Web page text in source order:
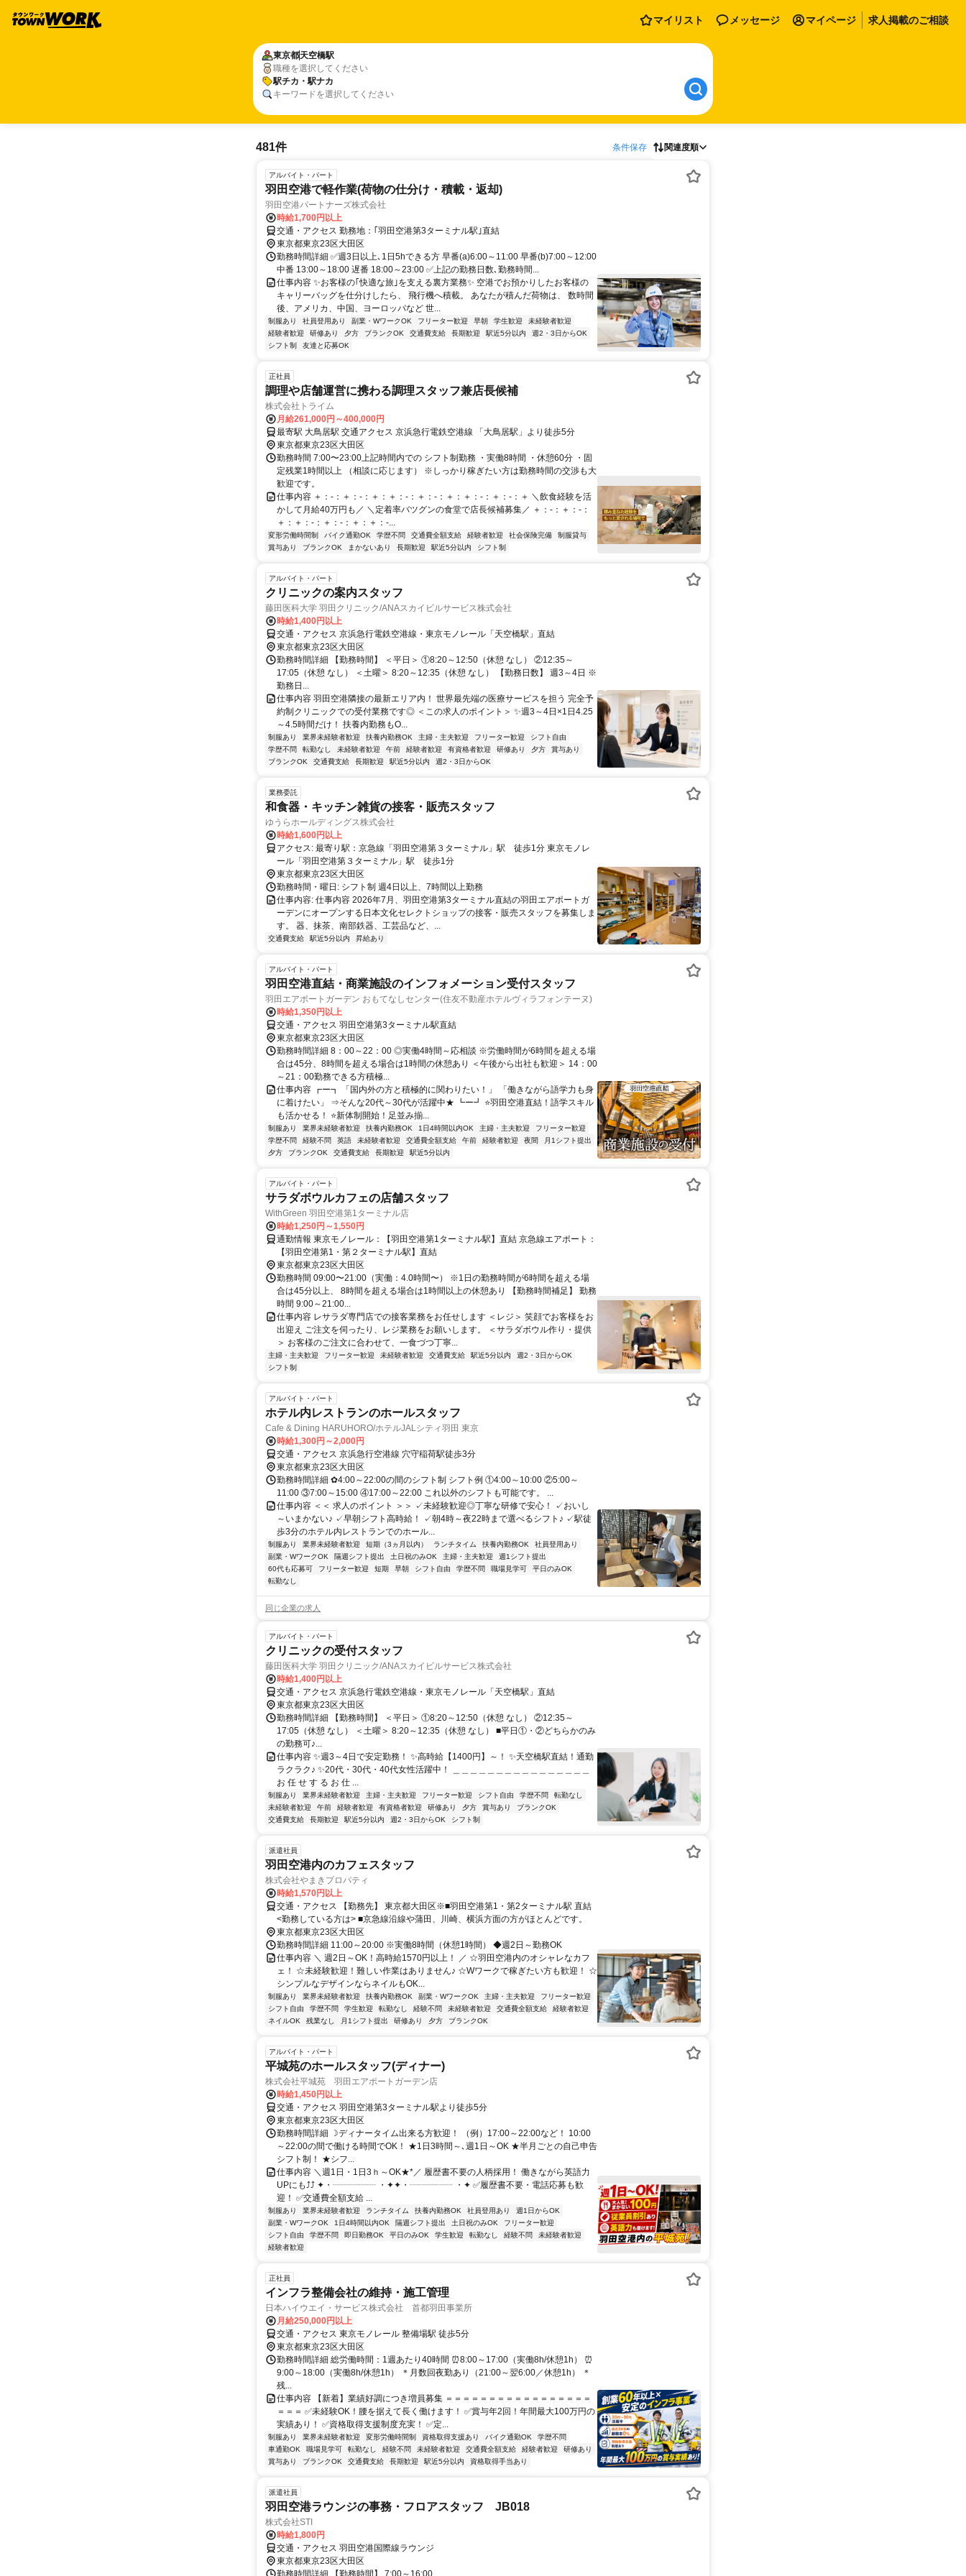
マイリスト メッセージ マイページ 求人掲載のご相談
東京都天空橋駅
職種を選択してください
駅チカ・駅ナカ
キーワードを選択してください
481件 条件保存 関連度順
アルバイト・パート
羽田空港で軽作業(荷物の仕分け・積載・返却)
羽田空港パートナーズ株式会社
時給1,700円以上
交通・アクセス 勤務地：｢羽田空港第3ターミナル駅｣直結
東京都東京23区大田区
勤務時間詳細 ✅週3日以上､1日5hできる方 早番(a)6:00～11:00 早番(b)7:00～12:00
中番 13:00～18:00 遅番 18:00～23:00 ✅上記の勤務日数､勤務時間...
仕事内容 ✨お客様の｢快適な旅｣を支える裏方業務✨ 空港でお預かりしたお客様の
キャリーバッグを仕分けしたら、 飛行機へ積載。 あなたが積んだ荷物は、 数時間
後、アメリカ、中国、ヨーロッパなど 世...
制服あり 社員登用あり 副業・WワークOK フリーター歓迎 早朝 学生歓迎
未経験者歓迎
経験者歓迎
研修あり 夕方 ブランクOK 交通費支給 長期歓迎 駅近5分以内
週2・3日からOK
シフト制
友達と応募OK
正社員
調理や店舗運営に携わる調理スタッフ兼店長候補
株式会社トライム
月給261,000円～400,000円
最寄駅 大鳥居駅 交通アクセス 京浜急行電鉄空港線 「大鳥居駅」より徒歩5分
東京都東京23区大田区
勤務時間 7:00〜23:00上記時間内での シフト制勤務 ・実働8時間 ・休憩60分 ・固
定残業1時間以上 （相談に応じます） ※しっかり稼ぎたい方は勤務時間の交渉も大
歓迎です。
仕事内容 ＋：-：＋：-：＋：＋：-：＋：-：＋：＋：-：＋：-：＋ ＼飲食経験を活
かして月給40万円も／ ＼定着率バツグンの食堂で店長候補募集／ ＋：-：＋：-：
＋：＋：-：＋：-：＋：＋：-...
変形労働時間制 バイク通勤OK 学歴不問 交通費全額支給 経験者歓迎 社会保険完備
制服貸与
賞与あり
ブランクOK まかないあり 長期歓迎 駅近5分以内 シフト制
アルバイト・パート
クリニックの案内スタッフ
藤田医科大学 羽田クリニック/ANAスカイビルサービス株式会社
時給1,400円以上
交通・アクセス 京浜急行電鉄空港線・東京モノレール「天空橋駅」直結
東京都東京23区大田区
勤務時間詳細 【勤務時間】 ＜平日＞ ①8:20～12:50（休憩 なし） ②12:35～
17:05（休憩 なし） ＜土曜＞ 8:20～12:35（休憩 なし） 【勤務日数】 週3～4日 ※
勤務日...
仕事内容 羽田空港隣接の最新エリア内！ 世界最先端の医療サービスを担う 完全予
約制クリニックでの受付業務です◎ ＜この求人のポイント＞ ✨週3～4日×1日4.25
～4.5時間だけ！ 扶養内勤務もO...
制服あり 業界未経験者歓迎 扶養内勤務OK 主婦・主夫歓迎 フリーター歓迎
シフト自由
学歴不問
転勤なし 未経験者歓迎 午前 経験者歓迎 有資格者歓迎 研修あり 夕方
賞与あり
ブランクOK
交通費支給 長期歓迎 駅近5分以内 週2・3日からOK
業務委託
和食器・キッチン雑貨の接客・販売スタッフ
ゆうらホールディングス株式会社
時給1,600円以上
アクセス: 最寄り駅：京急線「羽田空港第３ターミナル」駅 徒歩1分 東京モノレ
ール「羽田空港第３ターミナル」駅 徒歩1分
東京都東京23区大田区
勤務時間・曜日: シフト制 週4日以上、7時間以上勤務
仕事内容: 仕事内容 2026年7月、羽田空港第3ターミナル直結の羽田エアポートガ
ーデンにオープンする日本文化セレクトショップの接客・販売スタッフを募集しま
す。 器、抹茶、南部鉄器、工芸品など、...
交通費支給 駅近5分以内 昇給あり
アルバイト・パート
羽田空港直結・商業施設のインフォメーション受付スタッフ
羽田エアポートガーデン おもてなしセンター(住友不動産ホテルヴィラフォンテーヌ)
時給1,350円以上
交通・アクセス 羽田空港第3ターミナル駅直結
東京都東京23区大田区
勤務時間詳細 8：00～22：00 ◎実働4時間～応相談 ※労働時間が6時間を超える場
合は45分、8時間を超える場合は1時間の休憩あり ＜午後から出社も歓迎＞ 14：00
～21：00勤務できる方積極...
仕事内容 ┏ー┓ 「国内外の方と積極的に関わりたい！」 「働きながら語学力も身
に着けたい」 ⇒そんな20代～30代が活躍中★ ┗ー┛ ⭐羽田空港直結！語学スキル
も活かせる！ ⭐新体制開始！足並み揃...
制服あり 業界未経験者歓迎 扶養内勤務OK 1日4時間以内OK 主婦・主夫歓迎
フリーター歓迎
学歴不問
経験不問 英語 未経験者歓迎 交通費全額支給 午前 経験者歓迎 夜間
月1シフト提出
夕方
ブランクOK 交通費支給 長期歓迎 駅近5分以内
アルバイト・パート
サラダボウルカフェの店舗スタッフ
WithGreen 羽田空港第1ターミナル店
時給1,250円～1,550円
通勤情報 東京モノレール：【羽田空港第1ターミナル駅】直結 京急線エアポート：
【羽田空港第1・第２ターミナル駅】直結
東京都東京23区大田区
勤務時間 09:00〜21:00（実働：4.0時間〜） ※1日の勤務時間が6時間を超える場
合は45分以上、 8時間を超える場合は1時間以上の休憩あり 【勤務時間補足】 勤務
時間 9:00～21:00...
仕事内容 レサラダ専門店での接客業務をお任せします ＜レジ＞ 笑顔でお客様をお
出迎え ご注文を伺ったり、レジ業務をお願いします。 ＜サラダボウル作り・提供
＞ お客様のご注文に合わせて、一食づつ丁寧...
主婦・主夫歓迎 フリーター歓迎 未経験者歓迎 交通費支給 駅近5分以内
週2・3日からOK
シフト制
アルバイト・パート
ホテル内レストランのホールスタッフ
Cafe & Dining HARUHORO/ホテルJALシティ羽田 東京
時給1,300円～2,000円
交通・アクセス 京浜急行空港線 穴守稲荷駅徒歩3分
東京都東京23区大田区
勤務時間詳細 ✿4:00～22:00の間のシフト制 シフト例 ①4:00～10:00 ②5:00～
11:00 ③7:00～15:00 ④17:00～22:00 これ以外のシフトも可能です。 ...
仕事内容 ＜＜ 求人のポイント ＞＞ ✓未経験歓迎◎丁寧な研修で安心！ ✓おいし
～いまかない♪ ✓早朝シフト高時給！ ✓朝4時～夜22時まで選べるシフト♪ ✓駅徒
歩3分のホテル内レストランでのホール...
制服あり 業界未経験者歓迎 短期（3ヵ月以内） ランチタイム 扶養内勤務OK
社員登用あり
副業・WワークOK
隔週シフト提出 土日祝のみOK 主婦・主夫歓迎
週1シフト提出
60代も応募可
フリーター歓迎 短期 早朝 シフト自由 学歴不問 職場見学可
平日のみOK
転勤なし
同じ企業の求人
アルバイト・パート
クリニックの受付スタッフ
藤田医科大学 羽田クリニック/ANAスカイビルサービス株式会社
時給1,400円以上
交通・アクセス 京浜急行電鉄空港線・東京モノレール「天空橋駅」直結
東京都東京23区大田区
勤務時間詳細 【勤務時間】 ＜平日＞ ①8:20～12:50（休憩 なし） ②12:35～
17:05（休憩 なし） ＜土曜＞ 8:20～12:35（休憩 なし） ■平日①・②どちらかのみ
の勤務可♪...
仕事内容 ✨週3～4日で安定勤務！ ✨高時給【1400円】～！ ✨天空橋駅直結！通勤
ラクラク♪ ✨20代・30代・40代女性活躍中！ ＿＿＿＿＿＿＿＿＿＿＿＿＿＿＿＿
お 任 せ す る お 仕 ...
制服あり 業界未経験者歓迎 主婦・主夫歓迎 フリーター歓迎 シフト自由 学歴不問
転勤なし
未経験者歓迎
午前 経験者歓迎 有資格者歓迎 研修あり 夕方 賞与あり
ブランクOK
交通費支給
長期歓迎 駅近5分以内 週2・3日からOK シフト制
派遣社員
羽田空港内のカフェスタッフ
株式会社やまきプロパティ
時給1,570円以上
交通・アクセス 【勤務先】 東京都大田区※■羽田空港第1・第2ターミナル駅 直結
<勤務している方は> ■京急線沿線や蒲田、川崎、横浜方面の方がほとんどです。
東京都東京23区大田区
勤務時間詳細 11:00～20:00 ※実働8時間（休憩1時間） ◆週2日～勤務OK
仕事内容 ＼ 週2日～OK！高時給1570円以上！ ／ ☆羽田空港内のオシャレなカフ
ェ！ ☆未経験歓迎！難しい作業はありません♪ ☆Wワークで稼ぎたい方も歓迎！ ☆
シンプルなデザインならネイルもOK...
制服あり 業界未経験者歓迎 扶養内勤務OK 副業・WワークOK 主婦・主夫歓迎
フリーター歓迎
シフト自由
学歴不問 学生歓迎 転勤なし 経験不問 未経験者歓迎 交通費全額支給
経験者歓迎
ネイルOK
残業なし 月1シフト提出 研修あり 夕方 ブランクOK
アルバイト・パート
平城苑のホールスタッフ(ディナー)
株式会社平城苑 羽田エアポートガーデン店
時給1,450円以上
交通・アクセス 羽田空港第3ターミナル駅より徒歩5分
東京都東京23区大田区
勤務時間詳細 ☽ディナータイム出来る方歓迎！ （例）17:00～22:00など！ 10:00
～22:00の間で働ける時間でOK！ ★1日3時間～､週1日～OK ★半月ごとの自己申告
シフト制！ ★シフ...
仕事内容 ＼週1日・1日3ｈ～OK★*／ 履歴書不要の人柄採用！ 働きながら英語力
UPにも⤴⤴ ✦・┈┈┈┈┈ ・✦✦・┈┈┈┈┈ ・✦ ✅履歴書不要・電話応募も歓
迎！ ✅交通費全額支給 ...
制服あり 業界未経験者歓迎 ランチタイム 扶養内勤務OK 社員登用あり
週1日からOK
副業・WワークOK
1日4時間以内OK 隔週シフト提出 土日祝のみOK
フリーター歓迎
シフト自由
学歴不問 即日勤務OK 平日のみOK 学生歓迎 転勤なし 経験不問
未経験者歓迎
経験者歓迎
正社員
インフラ整備会社の維持・施工管理
日本ハイウエイ・サービス株式会社 首都羽田事業所
月給250,000円以上
交通・アクセス 東京モノレール 整備場駅 徒歩5分
東京都東京23区大田区
勤務時間詳細 総労働時間：1週あたり40時間 ⏰8:00～17:00（実働8h/休憩1h） ⏰
9:00～18:00（実働8h/休憩1h） ＊月数回夜勤あり（21:00～翌6:00／休憩1h） ＊
残...
仕事内容 【新着】業績好調につき増員募集 ＝＝＝＝＝＝＝＝＝＝＝＝＝＝＝＝＝
＝＝＝ ✅未経験OK！腰を据えて長く働けます！ ✅賞与年2回！年間最大100万円の
実績あり！ ✅資格取得支援制度充実！ ✅定...
制服あり 業界未経験者歓迎 変形労働時間制 資格取得支援あり バイク通勤OK
学歴不問
車通勤OK
職場見学可 転勤なし 経験不問 未経験者歓迎 交通費全額支給 経験者歓迎
研修あり
賞与あり
ブランクOK 交通費支給 長期歓迎 駅近5分以内 資格取得手当あり
派遣社員
羽田空港ラウンジの事務・フロアスタッフ JB018
株式会社STI
時給1,800円
交通・アクセス 羽田空港国際線ラウンジ
東京都東京23区大田区
勤務時間詳細 【勤務時間】 7:00～16:00